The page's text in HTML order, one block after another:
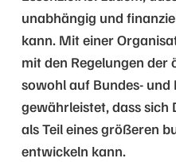
unabhängig und
kann. Mit einer
mit den Regelungen
sowohl auf Bundes- und
gewährleistet, dass
als Teil eines größeren
entwickeln kann.